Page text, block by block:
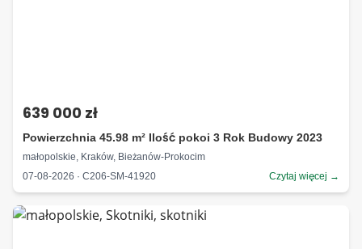
639 000 zł
Powierzchnia 45.98 m² Ilość pokoi 3 Rok Budowy 2023
małopolskie, Kraków, Bieżanów-Prokocim
07-08-2026 · C206-SM-41920
Czytaj więcej →